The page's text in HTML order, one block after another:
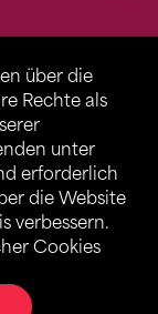
über die
Rechte als
unter
erforderlich
die Website
verbessern.
Cookies